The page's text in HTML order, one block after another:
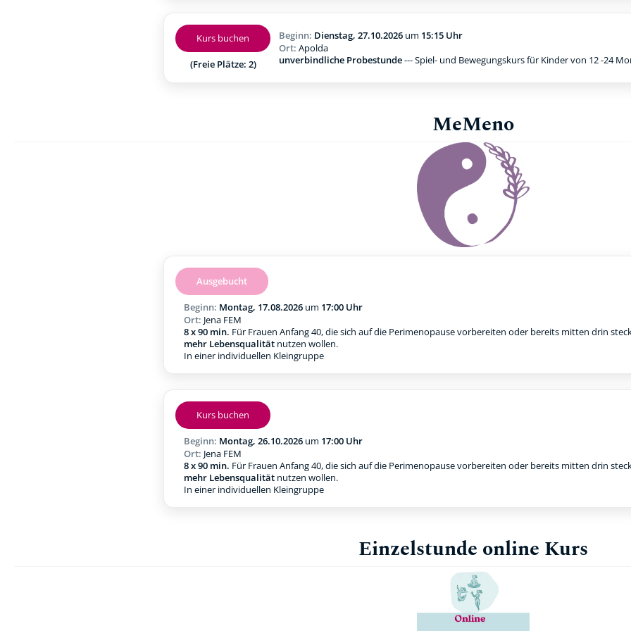
Kurs buchen
(Freie Plätze: 2)
Beginn: Dienstag, 27.10.2026 um 15:15 Uhr
Ort: Apolda
unverbindliche Probestunde--- Spiel- und Bewegungskurs für Kinder von 12 -24
MeMeno
Ausgebucht
Beginn: Montag, 17.08.2026 um 17:00 Uhr
Ort: Jena FEM
8 x 90 min. Für Frauen Anfang 40, die sich auf die Perimenopause vorbereiten oder bereits mitten drin
mehr Lebensqualität nutzen wollen.
In einer individuellen Kleingruppe
Kurs buchen
Beginn: Montag, 26.10.2026 um 17:00 Uhr
Ort: Jena FEM
8 x 90 min. Für Frauen Anfang 40, die sich auf die Perimenopause vorbereiten oder bereits mitten drin
mehr Lebensqualität nutzen wollen.
In einer individuellen Kleingruppe
Einzelstunde online Kurs